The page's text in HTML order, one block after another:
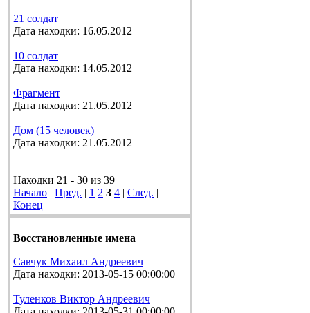
21 солдат
Дата находки: 16.05.2012
10 солдат
Дата находки: 14.05.2012
Фрагмент
Дата находки: 21.05.2012
Дом (15 человек)
Дата находки: 21.05.2012
Находки 21 - 30 из 39
Начало | Пред. | 1 2 3 4 | След. |
Конец
Восстановленные имена
Савчук Михаил Андреевич
Дата находки: 2013-05-15 00:00:00
Туленков Виктор Андреевич